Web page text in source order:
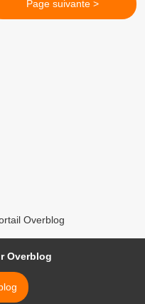
Page suivante >
Overblog
Overblog